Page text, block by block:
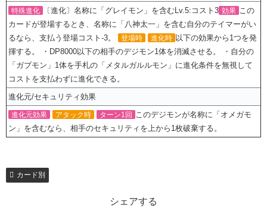
特殊進化 〔進化〕名称に「グレイモン」を含むLv.5:コスト3 効果 この
カードが登場するとき、名称に「八神太一」を含む自分のテイマーがい
るなら、支払う登場コスト-3。
登場時 進化時 以下の効果から1つを発
揮する。 ・DP8000以下の相手のデジモン1体を消滅させる。 ・自分の
「ガブモン」1体を手札の「メタルガルルモン」に進化条件を無視して
コストを支払わずに進化できる。
進化元/セキュリティ効果
進化元効果 アタック時 ターン1回
このデジモンが名称に「オメガモ
ン」を含むなら、相手のセキュリティを上から1枚破棄する。
カード別
シェアする